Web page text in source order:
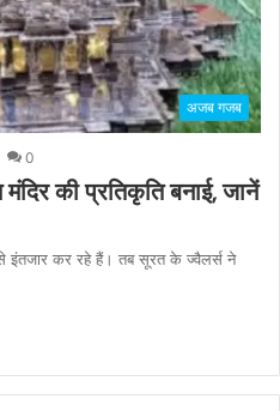
अजब गजब
0
की प्रतिकृति बनाई, जानें
से इंतजार कर रहे हैं। तब सूरत के ज्वैलर्स ने